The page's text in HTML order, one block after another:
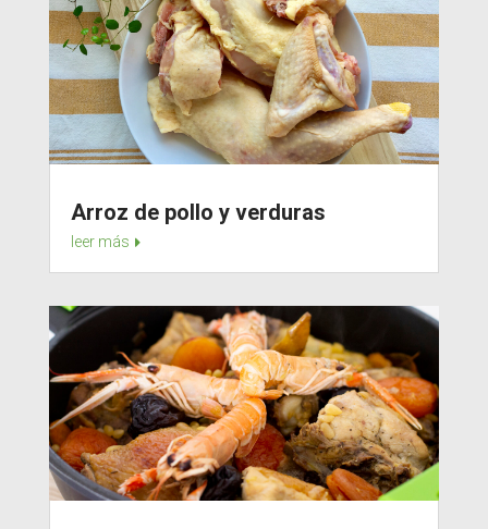
Arroz de pollo y verduras
leer más